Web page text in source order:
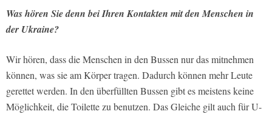
Was hören Sie denn bei Ihren Kontakten mit den Menschen in
der Ukraine?
Wir hören, dass die Menschen in den Bussen nur das mitnehmen
können, was sie am Körper tragen. Dadurch können mehr Leute
gerettet werden. In den überfüllten Bussen gibt es meistens keine
Möglichkeit, die Toilette zu benutzen. Das Gleiche gilt auch für U-